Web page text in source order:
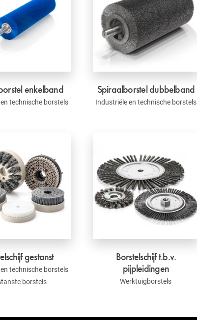
enkelband
technische borstels
Spiraalborstel dubbelband
Industriële en technische borstels
gestanst
technische borstels
borstels
Borstelschijf t.b.v.
pijpleidingen
Werktuigborstels